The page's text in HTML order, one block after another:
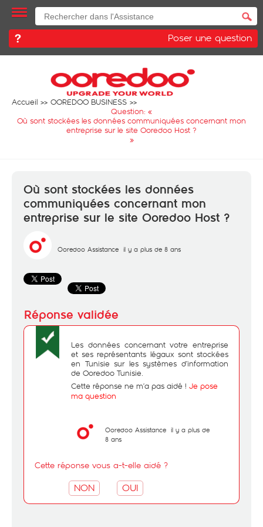
Poser une question
Accueil
OOREDOO BUSINESS
Question: «
Où sont stockées les données communiquées concernant mon
entreprise sur le site Ooredoo Host ?
»
Où sont stockées les données
communiquées concernant mon
entreprise sur le site Ooredoo Host ?
Ooredoo Assistance il y a plus de 8 ans
Les données concernant votre entreprise
et ses représentants légaux sont stockées
en Tunisie sur les systèmes d’information
de Ooredoo Tunisie.
Cette réponse ne m’a pas aidé ! Je pose
ma question
Ooredoo Assistance il y a plus de
8 ans
Cette réponse vous a-t-elle aidé ?
NON OUI